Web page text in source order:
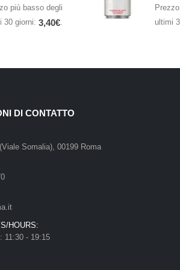
più basso degli
30 giorni: 3,40€.
ultimi
DI CONTATTO
Somalia), 00199 Roma
HOURS:
11:30 - 19:15